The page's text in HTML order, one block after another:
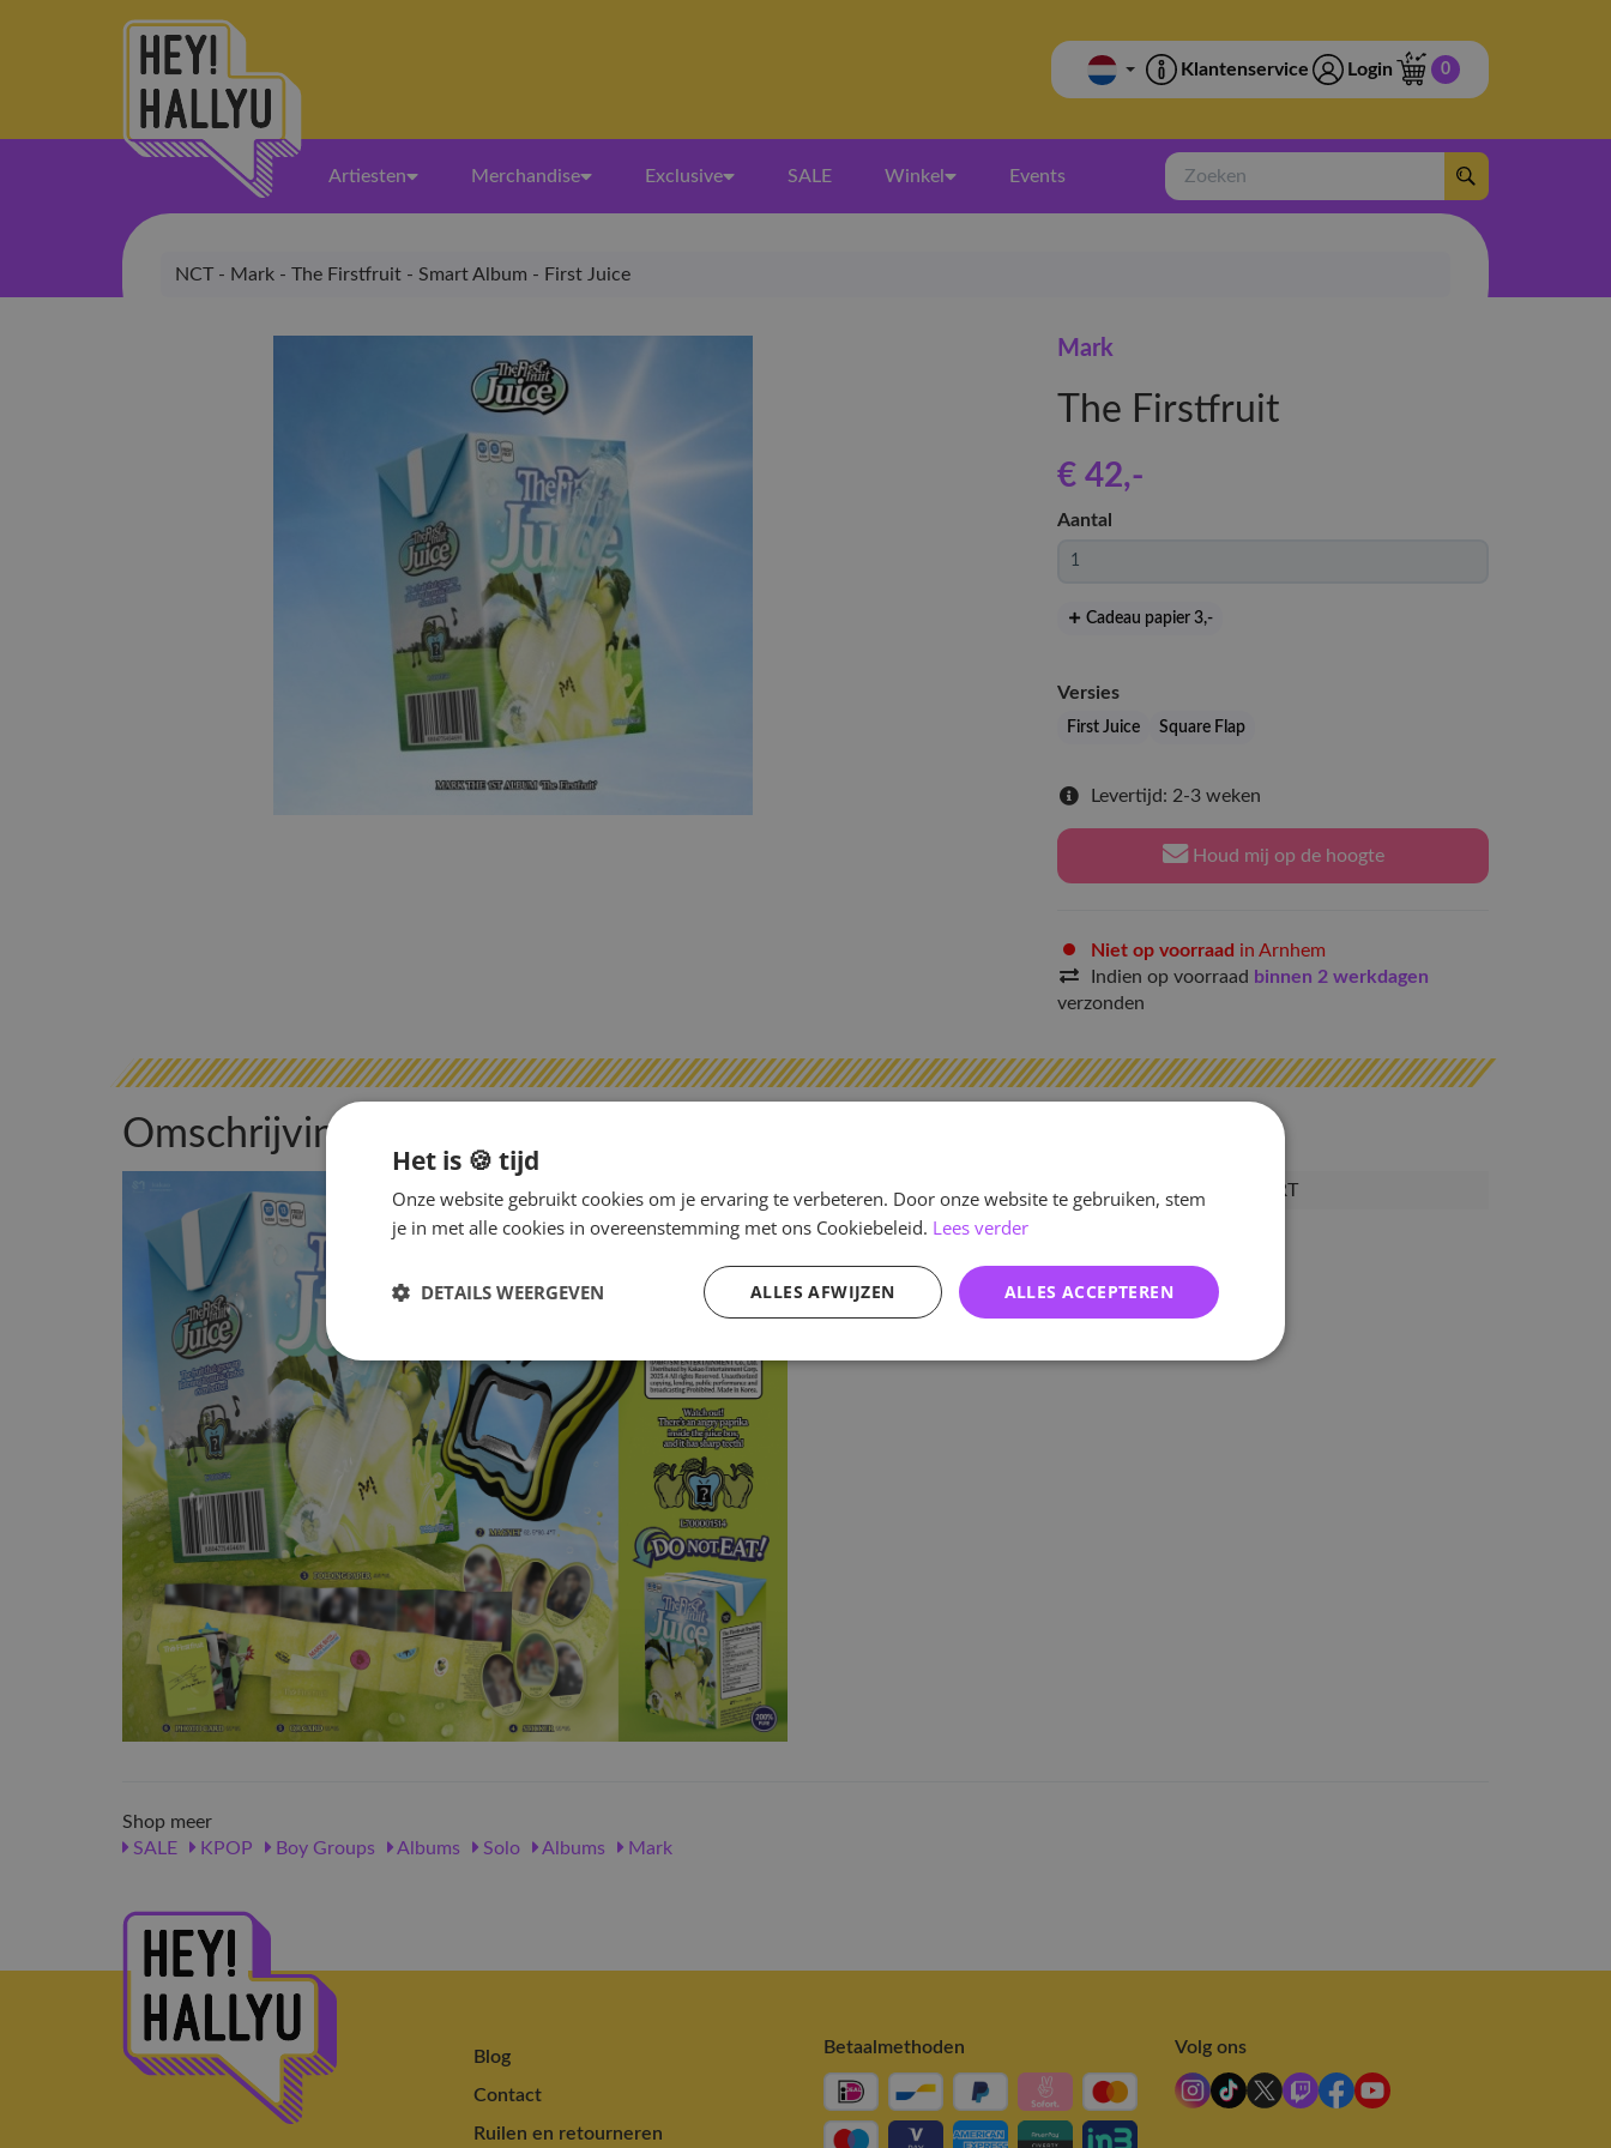
Klantenservice Login 0
Artiesten Merchandise Exclusive SALE Winkel Events
Zoeken
NCT - Mark - The Firstfruit - Smart Album - First Juice
Mark
The Firstfruit
€ 42,-
Aantal
Cadeau papier 3,-
Versies
First Juice Square Flap
Levertijd: 2-3 weken
Houd mij op de hoogte
Niet op voorraad in Arnhem
Indien op voorraad binnen 2 werkdagen
verzonden
Omschrijving
Artikelnummer
MARK-TFF-SMART
EAN nummer
Shop meer
SALE
KPOP Boy Groups Albums Solo Albums Mark
Blog
Contact
Ruilen en retourneren
Betaalmethoden Volg ons
Het is 🍪 tijd
Onze website gebruikt cookies om je ervaring te verbeteren. Door onze website te gebruiken, stem
je in met alle cookies in overeenstemming met ons Cookiebeleid. Lees verder
ALLES ACCEPTEREN
ALLES AFWIJZEN
DETAILS WEERGEVEN